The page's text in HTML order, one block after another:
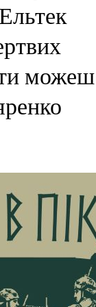
можеш